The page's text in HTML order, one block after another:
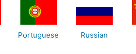
Portuguese Russian